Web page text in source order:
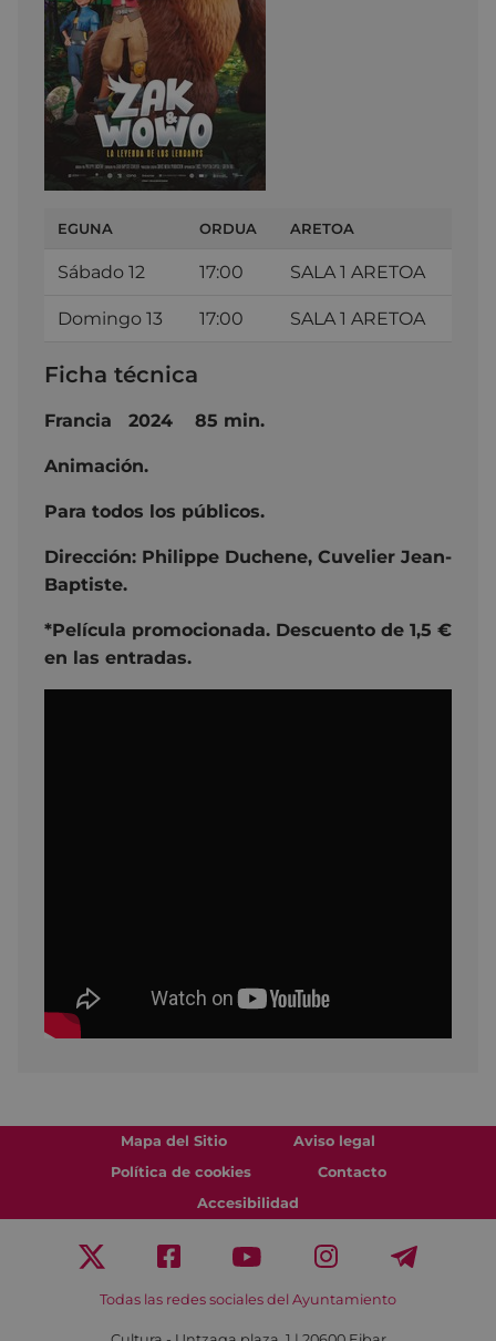
EGUNA ORDUA ARETOA
Sábado 12 17:00 SALA 1 ARETOA
Domingo 13 17:00 SALA 1 ARETOA
Ficha técnica
Francia 2024 85 min.
Animación.
Para todos los públicos.
Dirección: Philippe Duchene, Cuvelier Jean-
Baptiste.
*Película promocionada. Descuento de 1,5 €
en las entradas.
Mapa del Sitio
Aviso legal
Política de cookies
Contacto
Accesibilidad
Todas las redes sociales del Ayuntamiento